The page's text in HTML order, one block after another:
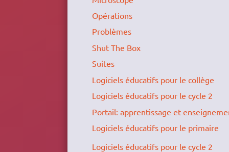
Opérations
Problèmes
Shut The Box
Suites
Logiciels éducatifs pour le collège
Logiciels éducatifs pour le cycle 2
Portail: apprentissage et
Logiciels éducatifs pour le primaire
Logiciels éducatifs pour le cycle 2